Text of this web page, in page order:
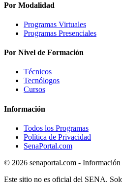
Por Modalidad
Programas Virtuales
Programas Presenciales
Por Nivel de Formación
Técnicos
Tecnólogos
Cursos
Información
Todos los Programas
Política de Privacidad
SenaPortal.com
© 2026 senaportal.com -
Este sitio no es oficial del SENA.